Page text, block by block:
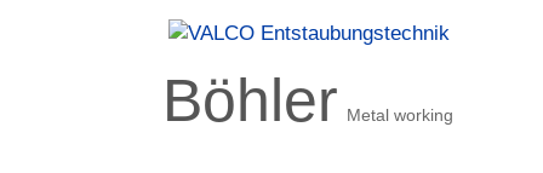
Böhler Metal working